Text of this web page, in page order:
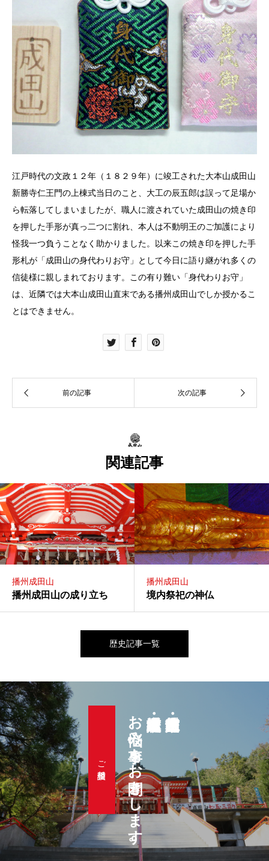
江戸時代の文政１２年（１８２９年）に竣工された大本山成田山
新勝寺仁王門の上棟式当日のこと、大工の辰五郎は誤って足場か
ら転落してしまいましたが、職人に渡されていた成田山の焼き印
を押した手形が真っ二つに割れ、本人は不動明王のご加護により
怪我一つ負うことなく助かりました。以来この焼き印を押した手
形札が「成田山の身代わりお守」として今日に語り継がれ多くの
信徒様に親しまれております。この有り難い「身代わりお守」
は、近隣では大本山成田山直末である播州成田山でしか授かるこ
とはできません。
関連記事
播州成田山
播州成田山の成り立ち
播州成田山
境内祭祀の神仏
歴史記事一覧
お悩み事をお聞きします。
ご相談受付